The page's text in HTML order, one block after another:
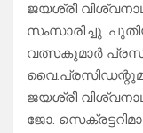
ജയശ്രീ
സംസാരിച്ചു.
വത്സകുമാർ
ജയശ്രീ
ജോ.